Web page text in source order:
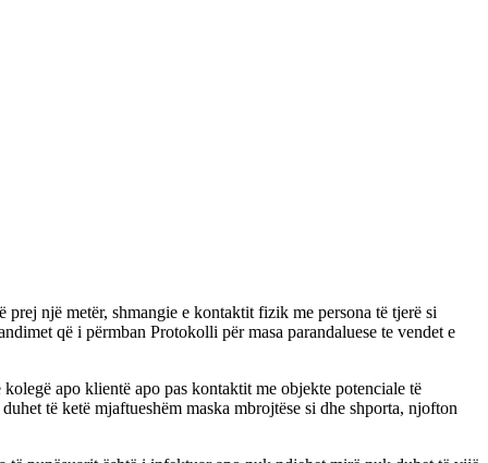
prej një metër, shmangie e kontaktit fizik me persona të tjerë si
që i përmban Protokolli për masa parandaluese te vendet e
apo klientë apo pas kontaktit me objekte potenciale të
të ketë mjaftueshëm maska mbrojtëse si dhe shporta, njofton